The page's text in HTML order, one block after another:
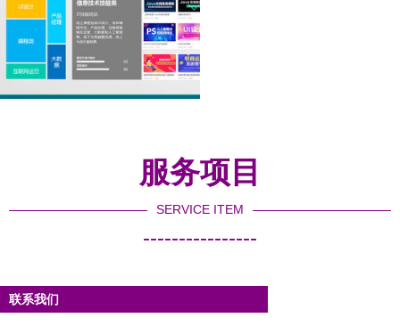
服务项目
SERVICE ITEM
----------------
联系我们